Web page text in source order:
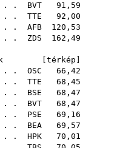
. . BVT 91,59
. . TTE 92,00
. . AFB 120,53
. . ZDS 162,49
[ térkép
. . OSC 66,42
. . TTE 68,45
. . BSE 68,47
. . BVT 68,47
. . PSE 69,16
. . BEA 69,57
. . HPK 70,01